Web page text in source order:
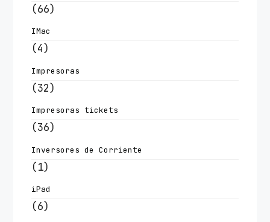
(66)
IMac
(4)
Impresoras
(32)
Impresoras tickets
(36)
Inversores de Corriente
(1)
iPad
(6)